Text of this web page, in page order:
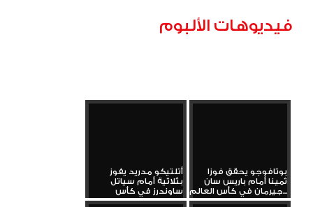
فيديوهات الألبوم
بوتافوجو يحقق فوزا
ثمينا أمام باريس سان
جيرمان في كأس العالم...
أتلتيكو مدريد يفوز
بثلاثية أمام سياتل
ساوندرز في كأس
العالم...